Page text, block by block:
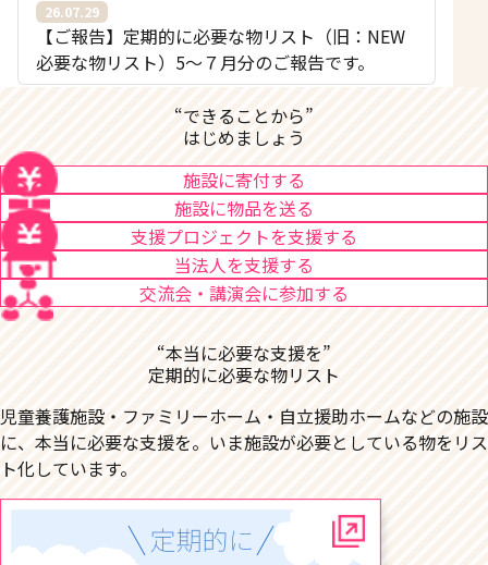
26.07.29
【ご報告】定期的に必要な物リスト（旧：NEW
必要な物リスト）5〜７月分のご報告です。
“できることから”
はじめましょう
施設に寄付する
施設に物品を送る
支援プロジェクトを支援する
当法人を支援する
交流会・講演会に参加する
“本当に必要な支援を”
定期的に必要な物リスト
児童養護施設・ファミリーホーム・自立援助ホームなどの施設
に、本当に必要な支援を。いま施設が必要としている物をリス
ト化しています。